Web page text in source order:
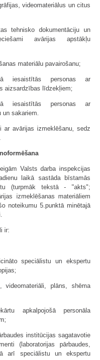
videomateriālus un citus
tehnisko dokumentāciju un
avārijas apstākļu
materiālu pavairošanu;
iesaistītās personas ar
aizsardzības līdzekļiem;
iesaistītās personas ar
un sakariem.
avārijas izmeklēšanu, sedz
Valsts darba inspekcijas
laikā sastāda bīstamās
(turpmāk tekstā - "akts";
izmeklēšanas materiāliem
noteikumu 5.punktā minētajā
ir:
speciālistu un ekspertu
videomateriāli, plāns, shēma
apkalpojošā personāla
institūcijas sagatavotie
(laboratorijas pārbaudes,
arī speciālistu un ekspertu